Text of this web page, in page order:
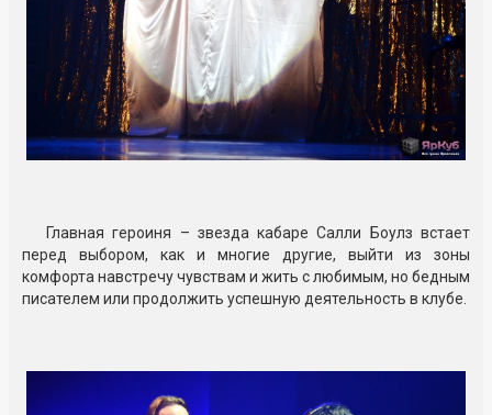
Главная героиня – звезда кабаре Салли Боулз встает
перед выбором, как и многие другие, выйти из зоны
комфорта навстречу чувствам и жить с любимым, но бедным
писателем или продолжить успешную деятельность в клубе.